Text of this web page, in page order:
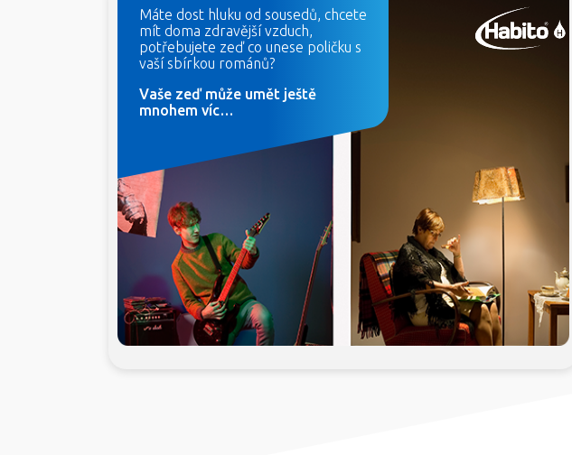
Máte dost hluku od sousedů, chcete
mít doma zdravější vzduch,
potřebujete zeď co unese poličku s
vaší sbírkou románů?
Vaše zeď může umět ještě
mnohem víc…